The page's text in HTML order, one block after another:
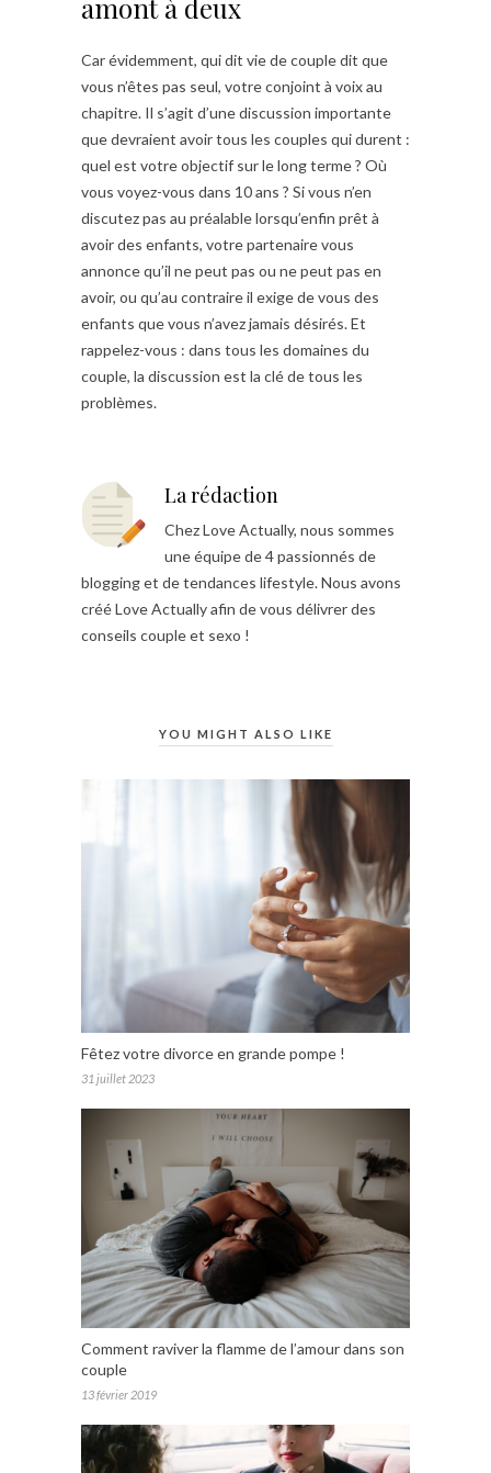
amont à deux
Car évidemment, qui dit vie de couple dit que
vous n’êtes pas seul, votre conjoint à voix au
chapitre. Il s’agit d’une discussion importante
que devraient avoir tous les couples qui durent :
quel est votre objectif sur le long terme ? Où
vous voyez-vous dans 10 ans ? Si vous n’en
discutez pas au préalable lorsqu’enfin prêt à
avoir des enfants, votre partenaire vous
annonce qu’il ne peut pas ou ne peut pas en
avoir, ou qu’au contraire il exige de vous des
enfants que vous n’avez jamais désirés. Et
rappelez-vous : dans tous les domaines du
couple, la discussion est la clé de tous les
problèmes.
La rédaction
Chez Love Actually, nous sommes
une équipe de 4 passionnés de
blogging et de tendances lifestyle. Nous avons
créé Love Actually afin de vous délivrer des
conseils couple et sexo !
YOU MIGHT ALSO LIKE
Fêtez votre divorce en grande pompe !
31 juillet 2023
Comment raviver la flamme de l’amour dans son
couple
13 février 2019